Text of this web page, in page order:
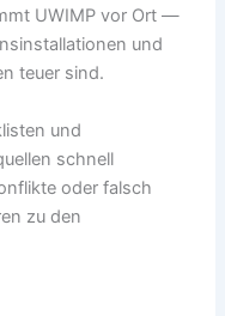
UWIMP vor Ort —
und
teuer sind.
und
schnell
oder falsch
zu den